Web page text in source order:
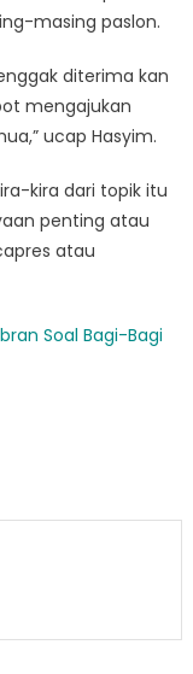
masing paslon.
diterima kan
mengajukan
ucap Hasyim.
kira dari topik itu
penting atau
atau
Soal Bagi-Bagi